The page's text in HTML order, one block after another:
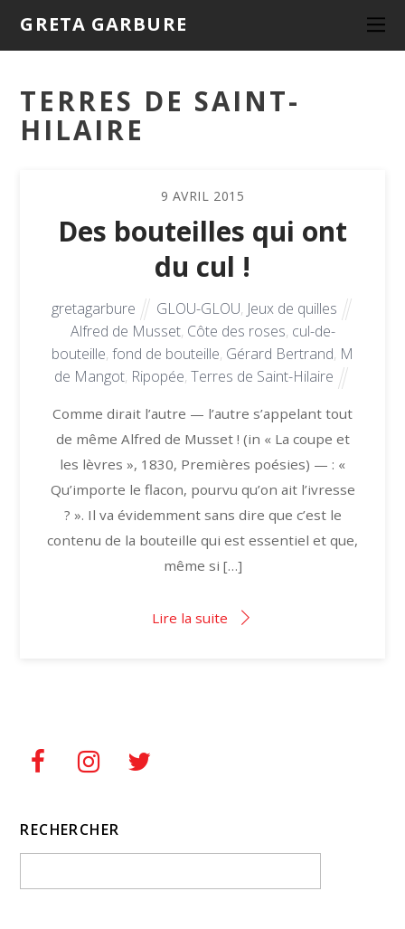
GRETA GARBURE
TERRES DE SAINT-
HILAIRE
9 AVRIL 2015
Des bouteilles qui ont
du cul !
gretagarbure GLOU-GLOU, Jeux de quilles
Alfred de Musset, Côte des roses, cul-de-
bouteille, fond de bouteille, Gérard Bertrand, M
de Mangot, Ripopée,Terres de Saint-Hilaire
Comme dirait l’autre — l’autre s’appelant tout
de même Alfred de Musset ! (in « La coupe et
les lèvres », 1830, Premières poésies) — : «
Qu’importe le flacon, pourvu qu’on ait l’ivresse
? ». Il va évidemment sans dire que c’est le
contenu de la bouteille qui est essentiel et que,
même si […]
Lire la suite
RECHERCHER